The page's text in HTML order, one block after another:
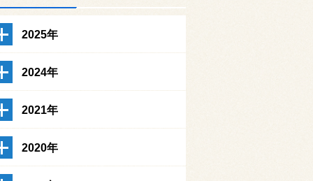
2025年
2024年
2021年
2020年